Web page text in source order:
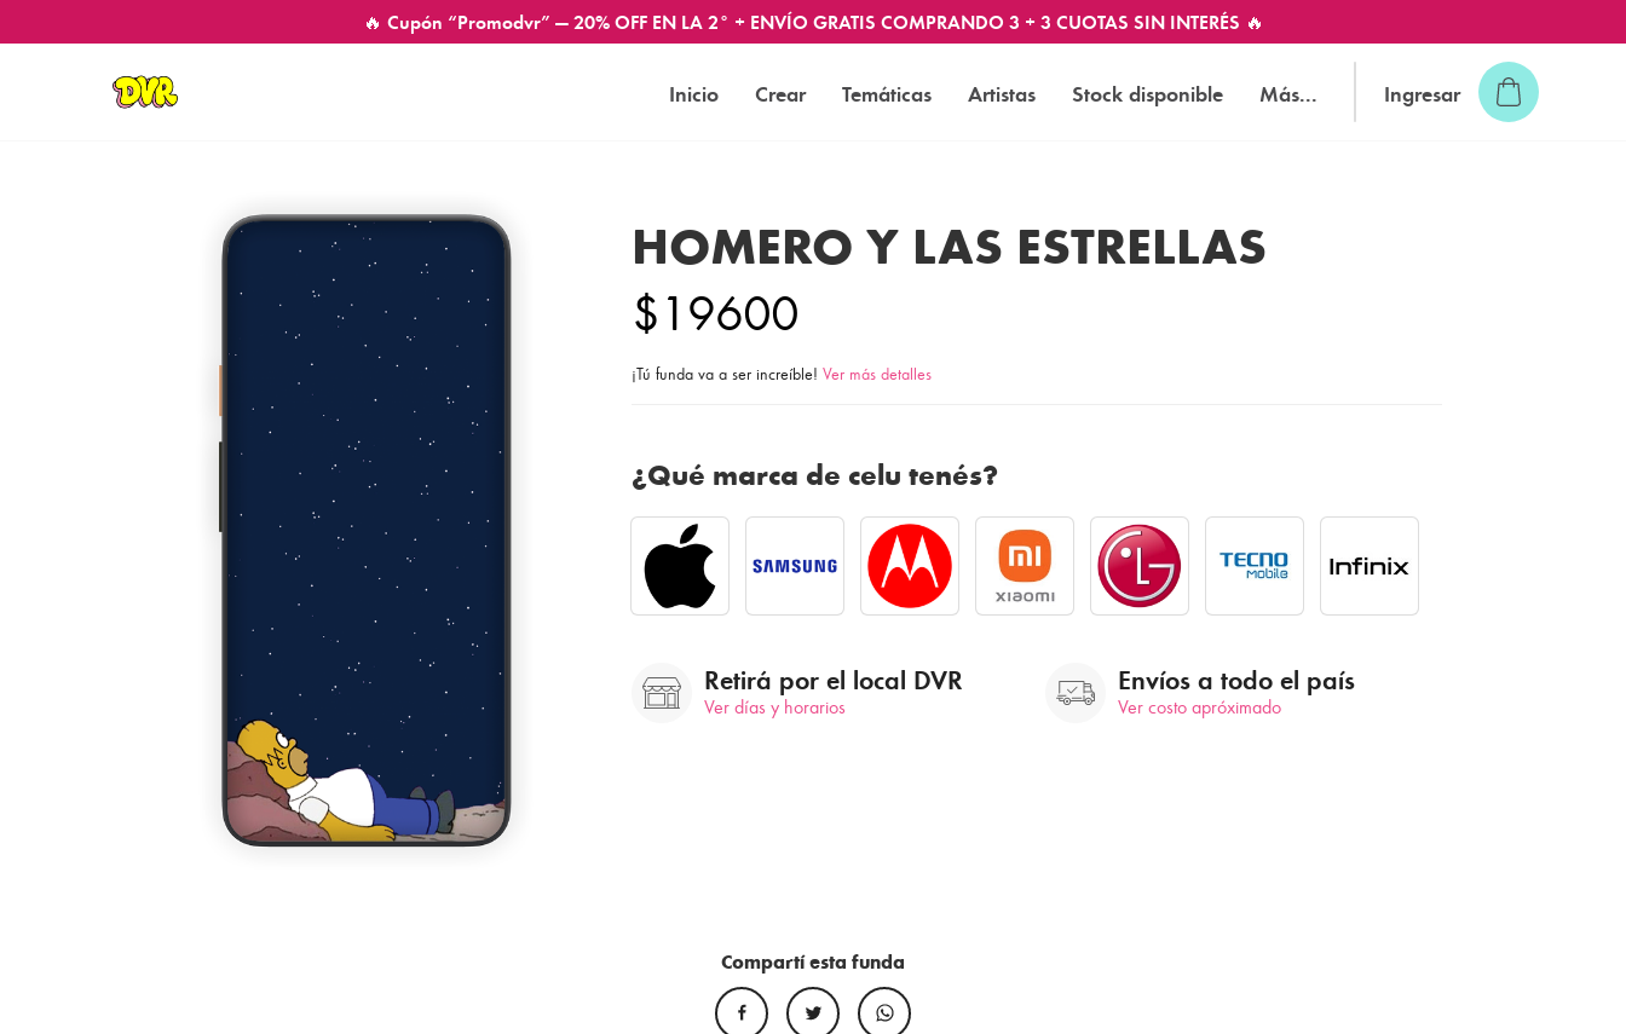
🔥 Cupón “Promodvr” — 20% OFF EN LA 2° + ENVÍO GRATIS COMPRANDO 3 + 3 CUOTAS SIN INTERÉS 🔥
Inicio Crear Temáticas Artistas Stock disponible Más... Ingresar
HOMERO Y LAS ESTRELLAS
$19600
¡Tú funda va a ser increíble! Ver más detalles
¿Qué marca de celu tenés?
Retirá por el local DVR
Ver días y horarios
Envíos a todo el país
Ver costo apróximado
Compartí esta funda